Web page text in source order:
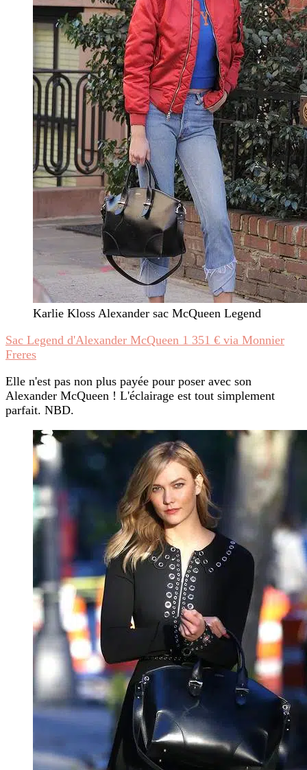
Karlie Kloss Alexander sac McQueen Legend
Sac Legend d'Alexander McQueen 1 351 € via Monnier
Freres
Elle n'est pas non plus payée pour poser avec son
Alexander McQueen ! L'éclairage est tout simplement
parfait. NBD.